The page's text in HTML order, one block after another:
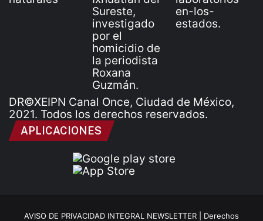
DR©XEIPN Canal Once, Ciudad de México,
2021. Todos los derechos reservados.
APLICACIONES
AVISO DE PRIVACIDAD INTEGRAL NEWSLETTER | Derechos